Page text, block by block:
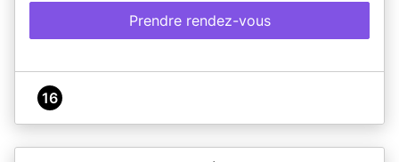
Prendre rendez-vous
16